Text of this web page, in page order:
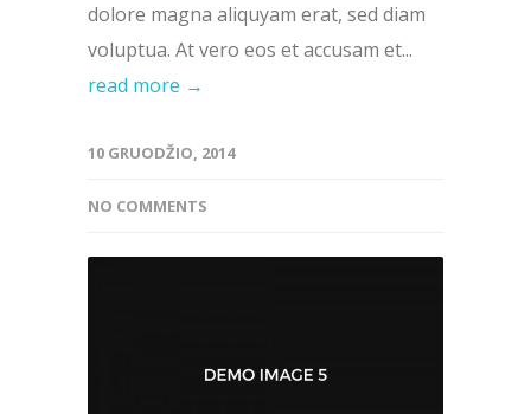
dolore magna aliquyam erat, sed diam
voluptua. At vero eos et accusam et...
read more →
10 GRUODŽIO, 2014
NO COMMENTS